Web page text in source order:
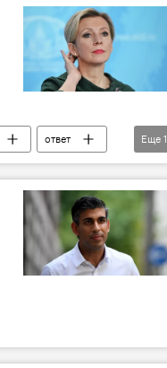
ответ
Еще 1